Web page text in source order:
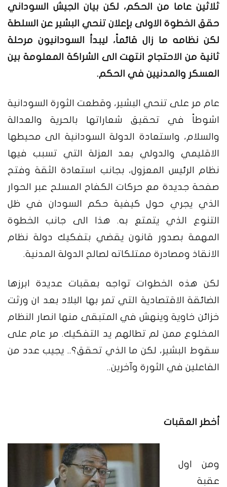
ثلاثين عاما من الحكم، لكن بيان الجيش السوداني
حقق الخطوة الاولى بإعلان تنحي البشير عن السلطة
لكن نظامه ما زال قائماً، ليبدأ السودانيون مرحلة
ثانية من الاحتجاج انتهت الى الشراكة المعلومة بين
العسكر والمدنيين في الحكم.
عام مر على تنحي البشير، وقطعت الثورة السودانية
اشوطاً في تحقيق شعاراتها بالحرية والعدالة
والسلام، واستعادة الدولة السودانية الى محيطها
الاقليمي والدولي بعد العزلة التي تسبب فيها
نظام الرئيس المعزول، بجانب استعادة الثقة وفتح
صفحة جديدة مع حركات الكفاح المسلح عبر الحوار
الذي يجري حول كيفية حكم السودان في ظل
التنوع الذي يتمتع به. هذا الى جانب الخطوة
المهمة بصدور قانون يقضي بتفكيك دولة نظام
الانقاذ ومصادرة ممتلكاته لصالح الدولة المدنية.
لكن هذه الخطوات تواجه بعقبات عديدة ابرزها
الضائقة الاقتصادية التي تمر بها البلاد بعد ان ورثت
خزائن خاوية وينهش في المتبقى منها انصار النظام
المخلوع ممن لم تطالهم يد التفكيك. مر عام على
سقوط البشير، لكن ما الذي تحقق؟.. يجيب عدد من
الفاعلين في الثورة وآخرين..
أخطر العقبات
ومن اول
عقبة